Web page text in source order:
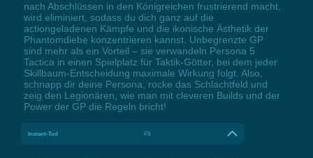
nach Abschlüssen in den Königreichen frustrierend macht,
wird eliminiert, sodass du dich ganz auf die
actiongeladenen Kämpfe und die ikonische Ästhetik der
Phantomdiebe konzentrieren kannst. Unbegrenzte GP
sind mehr als ein Vorteil – sie verwandeln Persona 5
Tactica in einen Spielplatz für Taktik-Götter, bei dem jeder
Skillbaum-Entscheidung maximale Wirkung folgt. Also,
schnapp dir deine Persona, rocke das Schlachtfeld und
zeig den Legionären, wie man mit cleveren Builds und der
Power der GP die Regeln bricht!
Instant-Tod F9